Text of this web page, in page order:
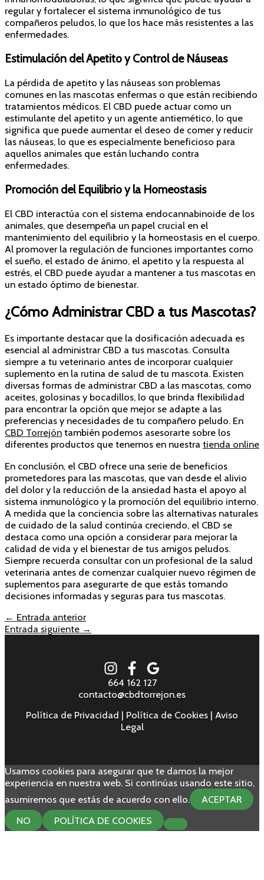
regular y fortalecer el sistema inmunológico de tus
compañeros peludos, lo que los hace más resistentes a las
enfermedades.
Estimulación del Apetito y Control de Náuseas
La pérdida de apetito y las náuseas son problemas
comunes en las mascotas enfermas o que están recibiendo
tratamientos médicos. El CBD puede actuar como un
estimulante del apetito y un agente antiemético, lo que
significa que puede aumentar el deseo de comer y reducir
las náuseas, lo que es especialmente beneficioso para
aquellos animales que están luchando contra
enfermedades.
Promoción del Equilibrio y la Homeostasis
El CBD interactúa con el sistema endocannabinoide de los
animales, que desempeña un papel crucial en el
mantenimiento del equilibrio y la homeostasis en el cuerpo.
Al promover la regulación de funciones importantes como
el sueño, el estado de ánimo, el apetito y la respuesta al
estrés, el CBD puede ayudar a mantener a tus mascotas en
un estado óptimo de bienestar.
¿Cómo Administrar CBD a tus Mascotas?
Es importante destacar que la dosificación adecuada es
esencial al administrar CBD a tus mascotas. Consulta
siempre a tu veterinario antes de incorporar cualquier
suplemento en la rutina de salud de tu mascota. Existen
diversas formas de administrar CBD a las mascotas, como
aceites, golosinas y bocadillos, lo que brinda flexibilidad
para encontrar la opción que mejor se adapte a las
preferencias y necesidades de tu compañero peludo. En
CBD Torrejón también podemos asesorarte sobre los
diferentes productos que tenemos en nuestra tienda online
En conclusión, el CBD ofrece una serie de beneficios
prometedores para las mascotas, que van desde el alivio
del dolor y la reducción de la ansiedad hasta el apoyo al
sistema inmunológico y la promoción del equilibrio interno.
A medida que la conciencia sobre las alternativas naturales
de cuidado de la salud continúa creciendo, el CBD se
destaca como una opción a considerar para mejorar la
calidad de vida y el bienestar de tus amigos peludos.
Siempre recuerda consultar con un profesional de la salud
veterinaria antes de comenzar cualquier nuevo régimen de
suplementos para asegurarte de que estás tomando
decisiones informadas y seguras para tus mascotas.
← Entrada anterior
Entrada siguiente →
664 162 127
contacto@cbdtorrejon.es
Política de Privacidad | Política de Cookies | Aviso
Legal
Usamos cookies para asegurar que te damos la mejor
experiencia en nuestra web. Si continúas usando este sitio,
asumiremos que estás de acuerdo con ello.
ACEPTAR
NO
POLÍTICA DE COOKIES